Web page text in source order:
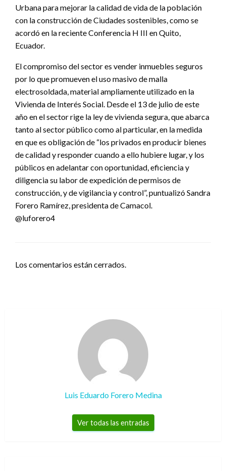
Urbana para mejorar la calidad de vida de la población
con la construcción de Ciudades sostenibles, como se
acordó en la reciente Conferencia H III en Quito,
Ecuador.
El compromiso del sector es vender inmuebles seguros
por lo que promueven el uso masivo de malla
electrosoldada, material ampliamente utilizado en la
Vivienda de Interés Social. Desde el 13 de julio de este
año en el sector rige la ley de vivienda segura, que abarca
tanto al sector público como al particular, en la medida
en que es obligación de “los privados en producir bienes
de calidad y responder cuando a ello hubiere lugar, y los
públicos en adelantar con oportunidad, eficiencia y
diligencia su labor de expedición de permisos de
construcción, y de vigilancia y control”, puntualizó Sandra
Forero Ramírez, presidenta de Camacol.
@luforero4
Los comentarios están cerrados.
Luis Eduardo Forero Medina
Ver todas las entradas